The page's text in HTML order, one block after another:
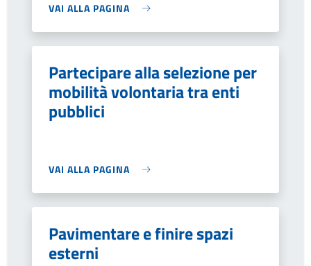
VAI ALLA PAGINA
Partecipare alla selezione per
mobilità volontaria tra enti
pubblici
VAI ALLA PAGINA
Pavimentare e finire spazi
esterni